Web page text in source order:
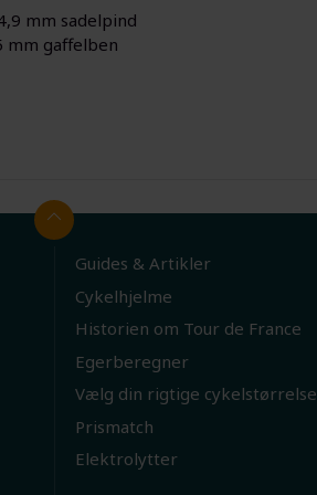
mm sadelpind
mm gaffelben
Guides & Artikler
Cykelhjelme
Historien om Tour de France
Egerberegner
Vælg din rigtige cykelstørrelse
Prismatch
Elektrolytter